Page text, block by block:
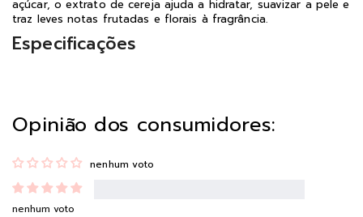
açúcar, o extrato de cereja ajuda a hidratar, suavizar a pele e
traz leves notas frutadas e florais à fragrância.
Especificações
Opinião dos consumidores:
nenhum voto
nenhum voto